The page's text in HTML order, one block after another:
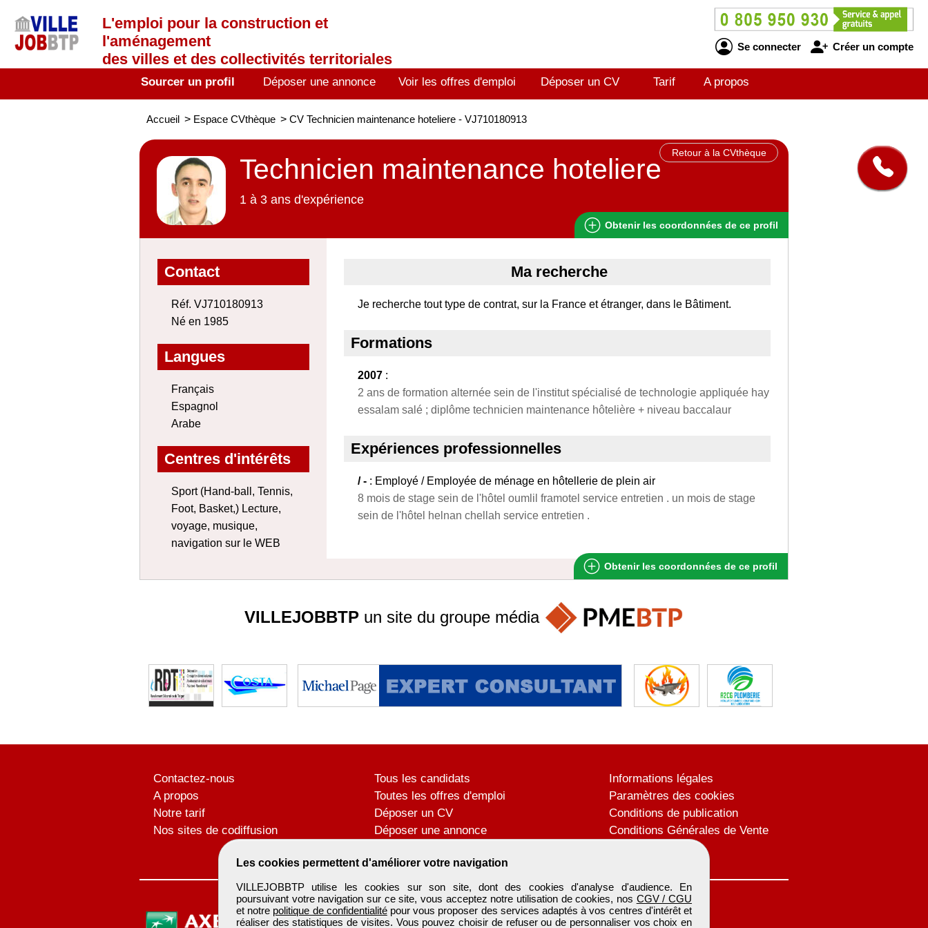
L'emploi pour la construction et
l'aménagement
des villes et des collectivités territoriales
Se connecter Créer un compte
Sourcer un profil Déposer une annonce Voir les offres d'emploi Déposer un CV Tarif A propos
Accueil > Espace CVthèque > CV Technicien maintenance hoteliere - VJ710180913
Retour à la CVthèque
Technicien maintenance hoteliere
1 à 3 ans d'expérience
Obtenir les coordonnées de ce profil
Contact
Réf. VJ710180913
Né en 1985
Langues
Français
Espagnol
Arabe
Centres d'intérêts
Sport (Hand-ball, Tennis,
Foot, Basket,) Lecture,
voyage, musique,
navigation sur le WEB
Ma recherche
Je recherche tout type de contrat, sur la France et étranger, dans le Bâtiment.
Formations
2007 :
2 ans de formation alternée sein de l'institut spécialisé de technologie appliquée hay
essalam salé ; diplôme technicien maintenance hôtelière + niveau baccalaur
Expériences professionnelles
/ - : Employé / Employée de ménage en hôtellerie de plein air
8 mois de stage sein de l'hôtel oumlil framotel service entretien . un mois de stage
sein de l'hôtel helnan chellah service entretien .
Obtenir les coordonnées de ce profil
Les cookies permettent d'améliorer votre navigation
VILLEJOBBTP utilise les cookies sur son site, dont des cookies d'analyse d'audience. En
poursuivant votre navigation sur ce site, vous acceptez notre utilisation de cookies, nos CGV / CGU
et notre politique de confidentialitépour vous proposer des services adaptés à vos centres d'intérêt et
réaliser des statistiques de visites. Vous pouvez choisir de refuser ou de personnaliser vos choix en
VILLEJOBBTPun site du groupe média
Contactez-nous
A propos
Notre tarif
Nos sites de codiffusion
Tous les candidats
Toutes les offres d'emploi
Déposer un CV
Déposer une annonce
Informations légales
Paramètres des cookies
Conditions de publication
Conditions Générales de Vente